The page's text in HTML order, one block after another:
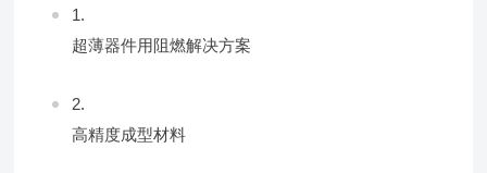
超薄器件用阻燃解决方案
高精度成型材料